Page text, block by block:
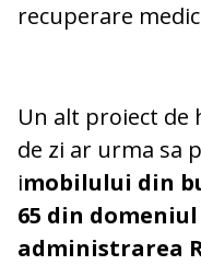
recuperare
Un alt proiect de
de zi ar urma sa
imobilului din
65 din
administrarea